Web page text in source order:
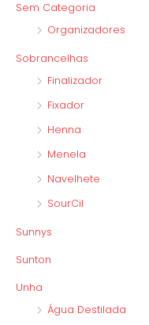
Sem Categoria
Organizadores
Sobrancelhas
Finalizador
Fixador
Henna
Menela
Navelhete
SourCil
Sunnys
Sunton
Unha
Água Destilada